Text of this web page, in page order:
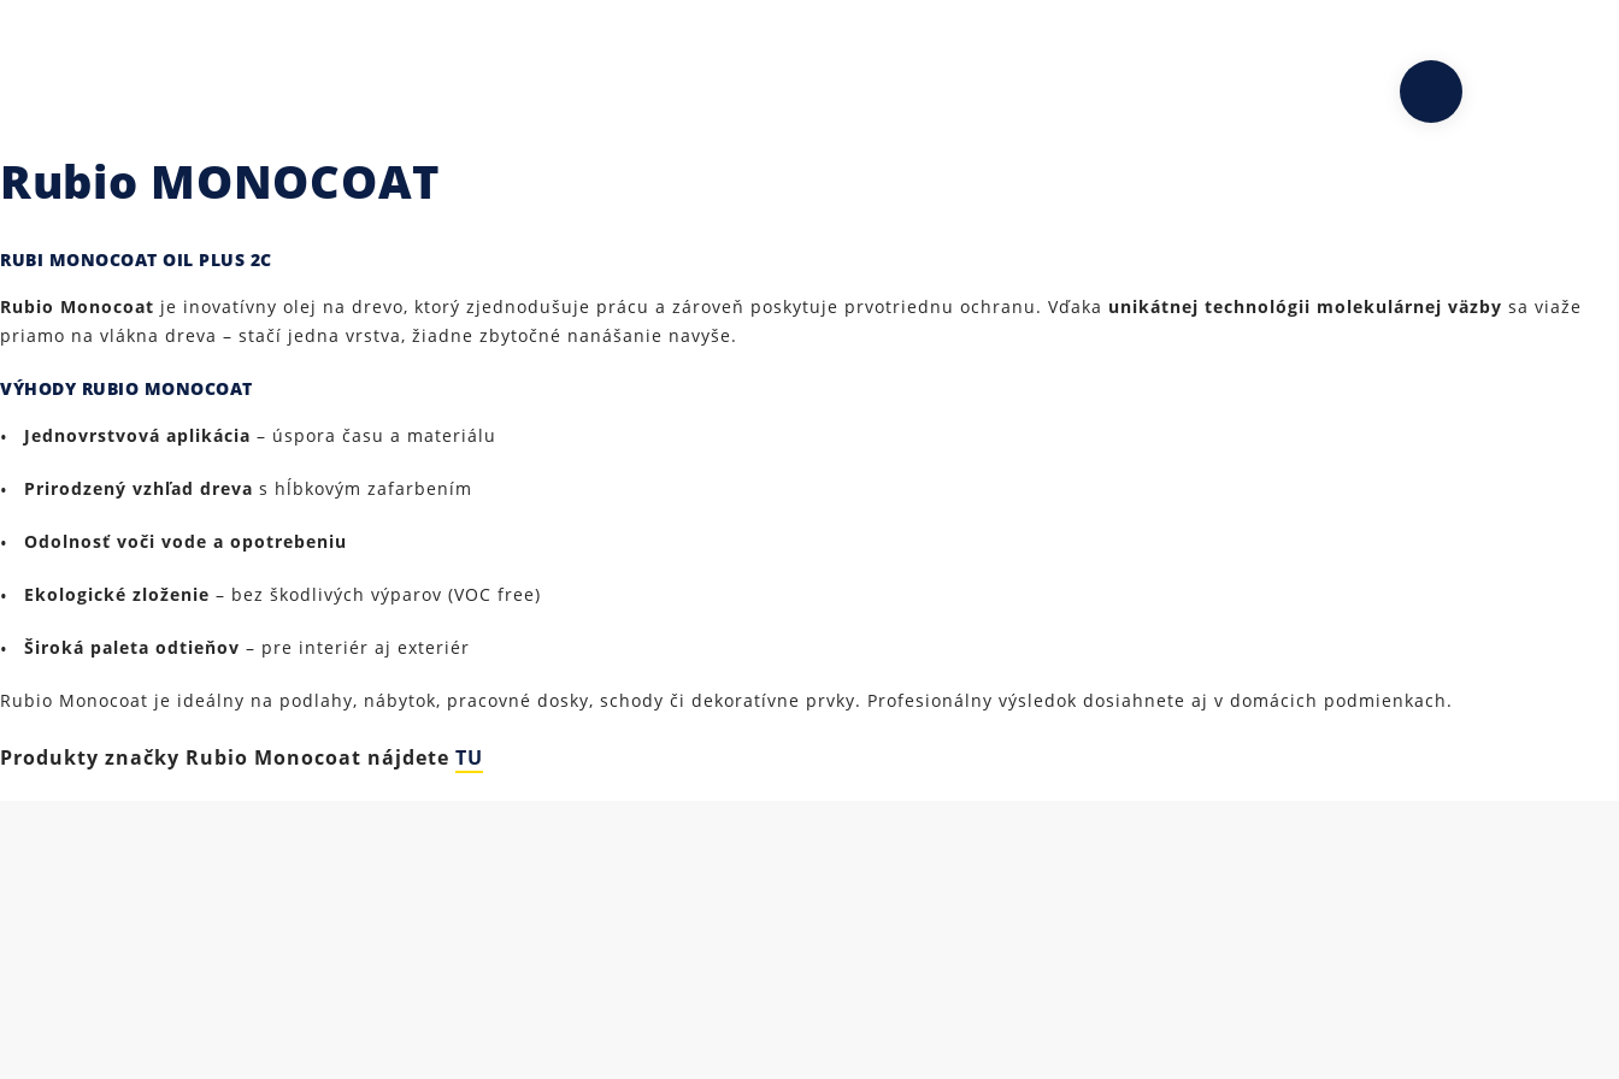
Rubio MONOCOAT
RUBI MONOCOAT OIL PLUS 2C
Rubio Monocoat je inovatívny olej na drevo, ktorý zjednodušuje prácu a zároveň poskytuje prvotriednu ochranu. Vďaka unikátnej technológii molekulárnej väzby sa viaže
priamo na vlákna dreva – stačí jedna vrstva, žiadne zbytočné nanášanie navyše.
VÝHODY RUBIO MONOCOAT
Jednovrstvová aplikácia – úspora času a materiálu
Prirodzený vzhľad dreva s hĺbkovým zafarbením
Odolnosť voči vode a opotrebeniu
Ekologické zloženie – bez škodlivých výparov (VOC free)
Široká paleta odtieňov – pre interiér aj exteriér
Rubio Monocoat je ideálny na podlahy, nábytok, pracovné dosky, schody či dekoratívne prvky. Profesionálny výsledok dosiahnete aj v domácich podmienkach.
Produkty značky Rubio Monocoat nájdete TU
Máte nejaké otázky? Neváhajte nás kontaktovať Kontakt